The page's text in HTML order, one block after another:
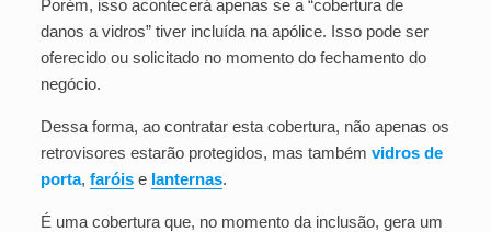
Porém, isso acontecerá apenas se a “cobertura de
danos a vidros” tiver incluída na apólice. Isso pode ser
oferecido ou solicitado no momento do fechamento do
negócio.
Dessa forma, ao contratar esta cobertura, não apenas os
retrovisores estarão protegidos, mas também vidros de
porta, faróise lanternas.
É uma cobertura que, no momento da inclusão, gera um